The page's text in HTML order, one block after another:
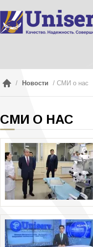
/ Новости / СМИ о нас
СМИ О НАС